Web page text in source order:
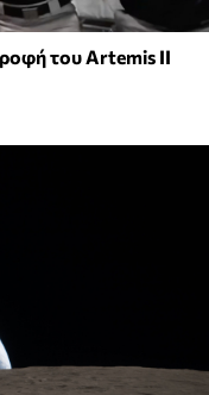
του Artemis II